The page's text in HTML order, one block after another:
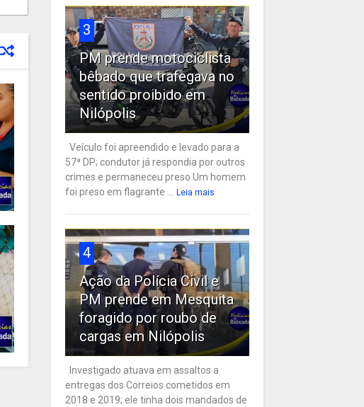
3
PM prende motociclista
bêbado que trafegava no
sentido proibido em
Nilópolis
Veículo foi apreendido e levado para a
57ª DP; condutor já respondia por outros
crimes e permaneceu preso Um homem
foi preso em flagrante ... Leia mais
4
Ação da Polícia Civil e
PM prende em Mesquita
foragido por roubo de
cargas em Nilópolis
Investigado atuava em assaltos a
entregas dos Correios cometidos em
2018 e 2019; ele tinha dois mandados de